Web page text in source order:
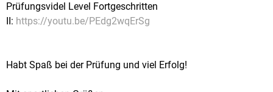
Prüfungsvidel Level Fortgeschritten
II: https://youtu.be/PEdg2wqErSg
Habt Spaß bei der Prüfung und viel Erfolg!